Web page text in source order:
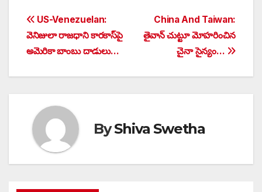
Post
navigation
China And Taiwan:
తైవాన్ చుట్టూ మోహరించిన
చైనా సైన్యం…
US-Venezuelan:
వెనిజులా రాజధాని కారకాస్⁪పై
అమెరికా బాంబు దాడులు…
ByShiva Swetha